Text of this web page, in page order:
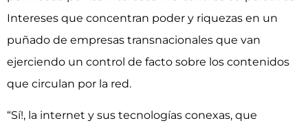
Intereses que concentran poder y riquezas en un
puñado de empresas transnacionales que van
ejerciendo un control de facto sobre los contenidos
que circulan por la red.
“Sí!, la internet y sus tecnologías conexas, que